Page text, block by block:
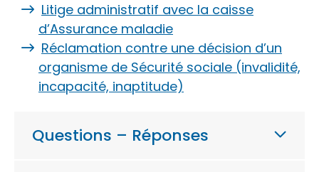
Litige administratif avec la caisse
d’Assurance maladie
Réclamation contre une décision d’un
organisme de Sécurité sociale (invalidité,
incapacité, inaptitude)
Questions – Réponses